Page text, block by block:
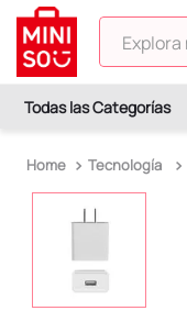
Explora
Tecnología
2.